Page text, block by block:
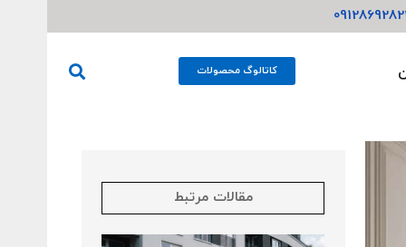
کاتالوگ محصولات
مقالات مرتبط